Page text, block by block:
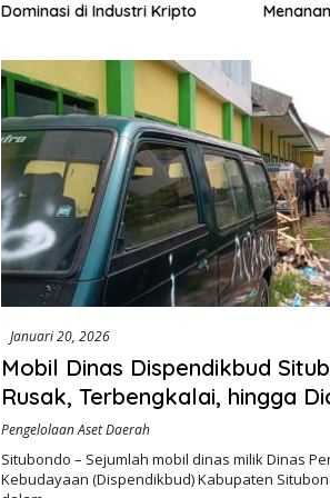
Dominasi di Industri Kripto
Khusus
Januari 20, 2026
Mobil Dinas Dispendikbud
Rusak, Terbengkalai, hingga
coret Cat
Pengelolaan Aset Daerah
Situbondo – Sejumlah mobil dinas milik Dinas
Kebudayaan (Dispendikbud) Kabupaten